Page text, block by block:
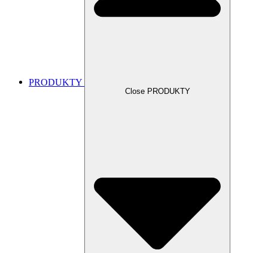
PRODUKTY
Close PRODUKTY